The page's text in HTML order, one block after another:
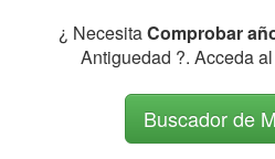
¿ NecesitaComprobar
Antiguedad ?. Acceda
Buscador de